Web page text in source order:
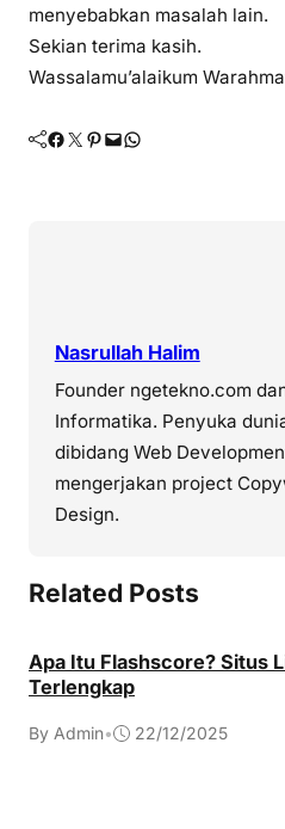
menyebabkan masalah lain.
Sekian terima kasih.
Wassalamu’alaikum
Facebook Twitter Pinterest Mail WhatsApp
Nasrullah Halim
Founder ngetekno.com
Informatika. Penyuka
dibidang Web
mengerjakan project
Design.
Related Posts
Apa Itu Flashscore? Situs
Terlengkap
By Admin• 22/12/2025